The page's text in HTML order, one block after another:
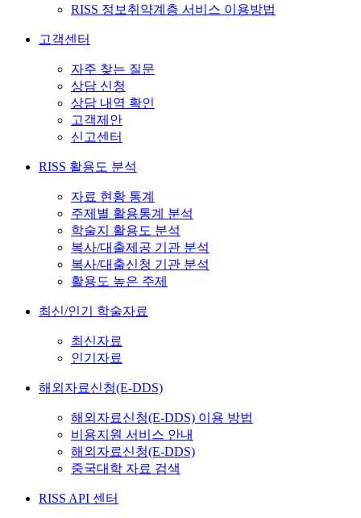
RISS 정보취약계층 서비스 이용방법
고객센터
자주 찾는 질문
상담 신청
상담 내역 확인
고객제안
신고센터
RISS 활용도 분석
자료 현황 통계
주제별 활용통계 분석
학술지 활용도 분석
복사/대출제공 기관 분석
복사/대출신청 기관 분석
활용도 높은 주제
최신/인기 학술자료
최신자료
인기자료
해외자료신청(E-DDS)
해외자료신청(E-DDS) 이용 방법
비용지원 서비스 안내
해외자료신청(E-DDS)
중국대학 자료 검색
RISS API 센터